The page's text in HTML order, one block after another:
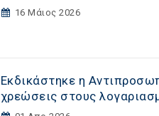
16 Μάιος 2026
Εκδικάστηκε η
χρεώσεις στους